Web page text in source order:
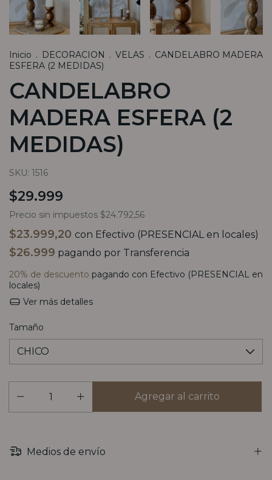
Inicio . DECORACION . VELAS . CANDELABRO MADERA
ESFERA (2 MEDIDAS)
CANDELABRO
MADERA ESFERA (2
MEDIDAS)
SKU: 1516
$29.999
Precio sin impuestos $24.792,56
$23.999,20 con Efectivo (PRESENCIAL en locales)
$26.999 pagando por Transferencia
20% de descuento pagando con Efectivo (PRESENCIAL en
locales)
Ver más detalles
Tamaño
Medios de envío